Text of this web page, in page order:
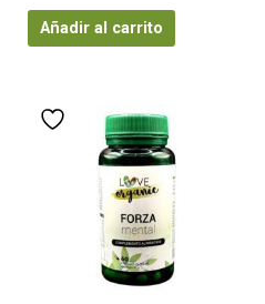
Añadir al carrito